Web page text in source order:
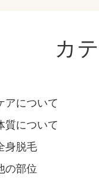
カ
アについて
質について
身脱毛
の部位